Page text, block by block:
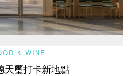
& WINE
天璽打卡新地點